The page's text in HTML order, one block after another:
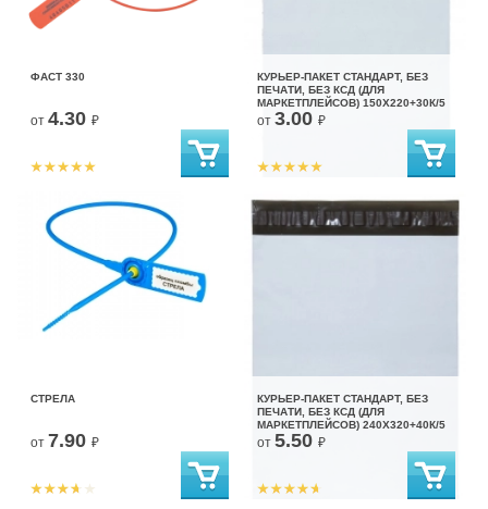
ФАСТ 330
от 4.30 ₽
КУРЬЕР-ПАКЕТ СТАНДАРТ, БЕЗ
ПЕЧАТИ, БЕЗ КСД (ДЛЯ
МАРКЕТПЛЕЙСОВ) 150X220+30К/5
от 3.00 ₽
СТРЕЛА
от 7.90 ₽
КУРЬЕР-ПАКЕТ СТАНДАРТ, БЕЗ
ПЕЧАТИ, БЕЗ КСД (ДЛЯ
МАРКЕТПЛЕЙСОВ) 240X320+40К/5
от 5.50 ₽